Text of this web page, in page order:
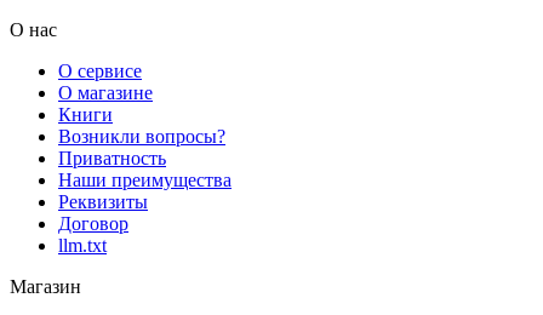
О нас
О сервисе
О магазине
Книги
Возникли вопросы?
Приватность
Наши преимущества
Реквизиты
Договор
llm.txt
Магазин